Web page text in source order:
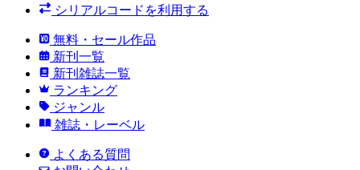
シリアルコードを利用する
無料・セール作品
新刊一覧
新刊雑誌一覧
ランキング
ジャンル
雑誌・レーベル
よくある質問